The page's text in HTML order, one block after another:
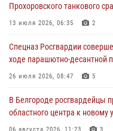
В Белгороде росгвардейцы
областного центра к новому
Росгвардия обеспечила
83-й годовщины
06 августа 2026, 06:54 3
Офицеры Росгвардии и
Прохоровского танкового
13 июля 2026, 06:35 2
Спецназ Росгвардии
ходе парашютно-десантной
26 июля 2026, 08:47 5
В Белгороде росгвардейцы
областного центра к новому
06 августа 2026, 11:23 3